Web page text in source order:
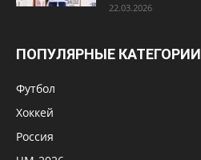
22.03.2026
ПОПУЛЯРНЫЕ КАТЕГОРИИ
Футбол
Хоккей
Россия